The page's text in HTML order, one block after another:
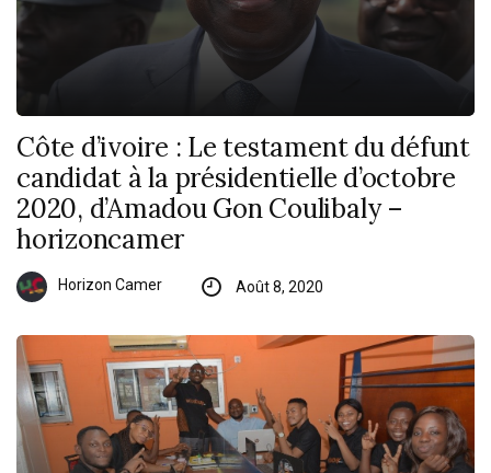
Côte d’ivoire : Le testament du défunt
candidat à la présidentielle d’octobre
2020, d’Amadou Gon Coulibaly –
horizoncamer
Horizon Camer Août 8, 2020